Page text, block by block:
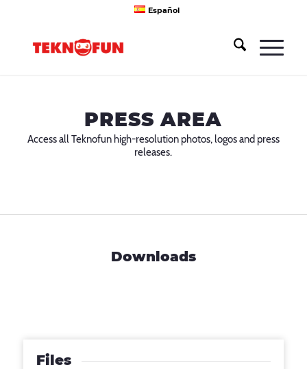
Español
PRESS AREA
Access all Teknofun high-resolution photos, logos and press
releases.
Downloads
Files